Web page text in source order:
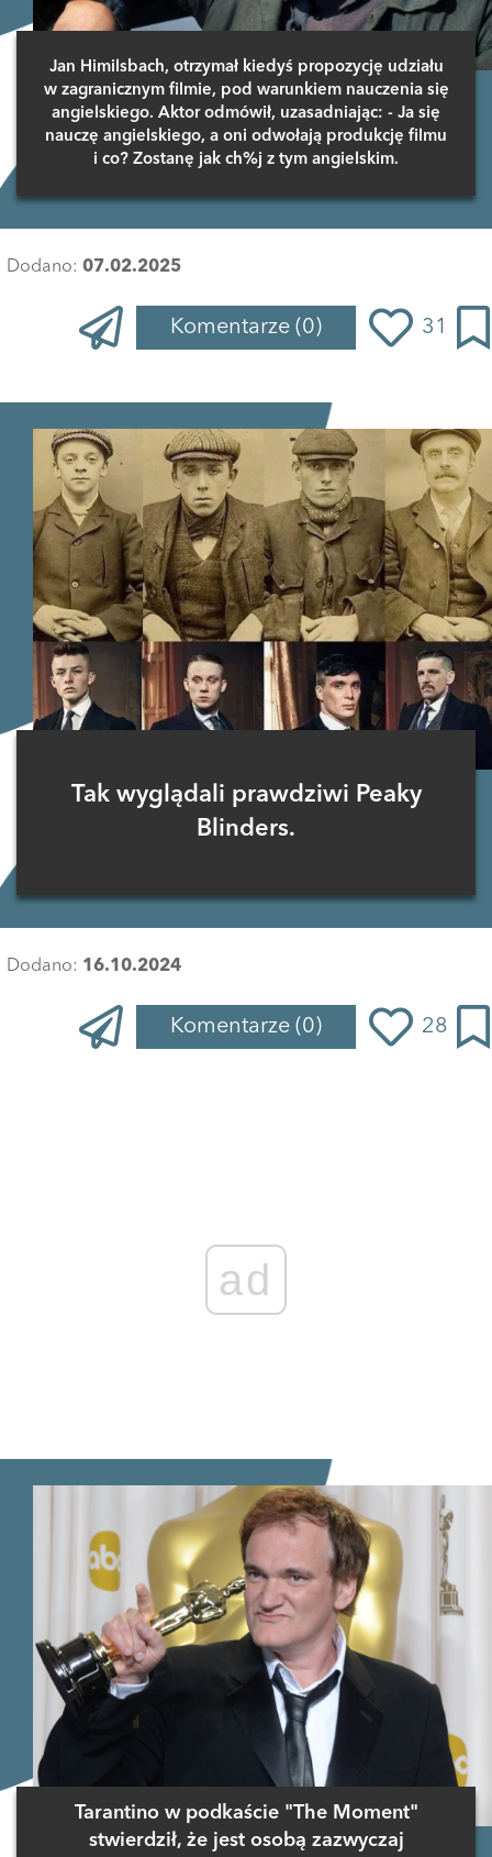
Jan Himilsbach, otrzymał kiedyś propozycję udziału
w zagranicznym filmie, pod warunkiem nauczenia się
angielskiego. Aktor odmówił, uzasadniając: - Ja się
nauczę angielskiego, a oni odwołają produkcję filmu
i co? Zostanę jak ch%j z tym angielskim.
Dodano: 07.02.2025
Komentarze (0) 31
Tak wyglądali prawdziwi Peaky
Blinders.
Dodano: 16.10.2024
Komentarze (0) 28
ad
Tarantino w podkaście "The Moment"
stwierdził, że jest osobą zazwyczaj